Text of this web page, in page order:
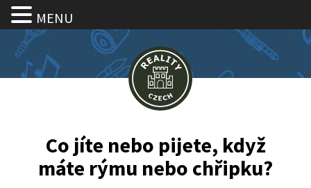
Co jíte nebo pijete, když
máte rýmu nebo chřipku?
MENU